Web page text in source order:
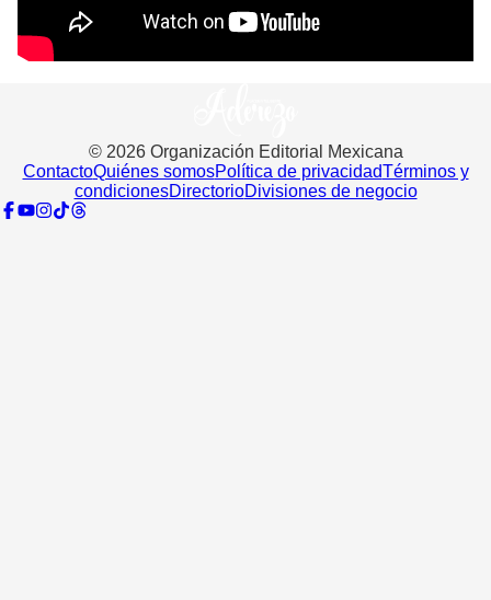
© 2026Organización Editorial Mexicana
ContactoQuiénes somosPolítica de privacidadTérminos y
condicionesDirectorioDivisiones de negocio